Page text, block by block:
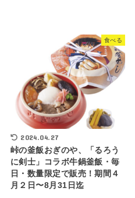
食べる
2024.04.27
峠の釜飯おぎのや、「るろう
に剣士」コラボ牛鍋釜飯・毎
日・数量限定で販売！期間４
月２日〜8月31日迄